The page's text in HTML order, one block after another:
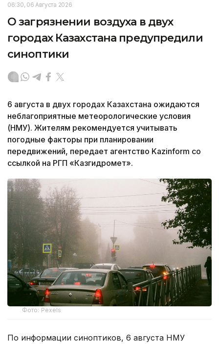
06:30, 06 Августа 2026
О загрязнении воздуха в двух
городах Казахстана предупредили
синоптики
6 августа в двух городах Казахстана ожидаются
неблагоприятные метеорологические условия
(НМУ). Жителям рекомендуется учитывать
погодные факторы при планировании
передвижений, передает агентство Kazinform со
ссылкой на РГП «Казгидромет».
Фото: Pexels
По информации синоптиков, 6 августа НМУ